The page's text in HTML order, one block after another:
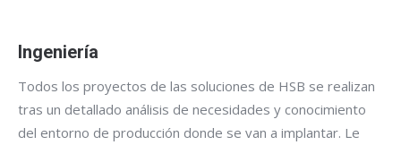
Ingeniería
Todos los proyectos de las soluciones de HSB se realizan
tras un detallado análisis de necesidades y conocimiento
del entorno de producción donde se van a implantar. Le